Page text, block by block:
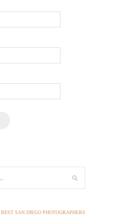
SAN DIEGO PHOTOGRAPHERS